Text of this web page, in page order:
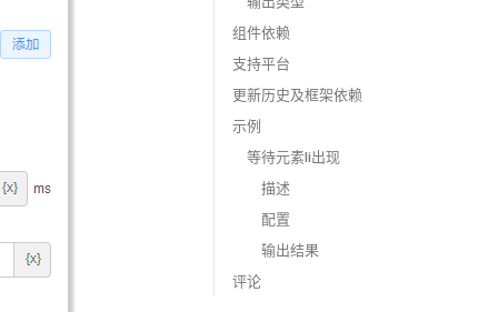
组件依赖
支持平台
更新历史及框架依赖
示例
等待元素li出现
描述
配置
输出结果
评论